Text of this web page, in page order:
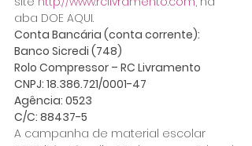
aba DOE AQUI.
Conta Bancária (conta corrente):
Banco Sicredi (748)
Rolo Compressor – RC Livramento
CNPJ: 18.386.721/0001-47
Agência: 0523
C/C: 88437-5
A campanha de material escolar